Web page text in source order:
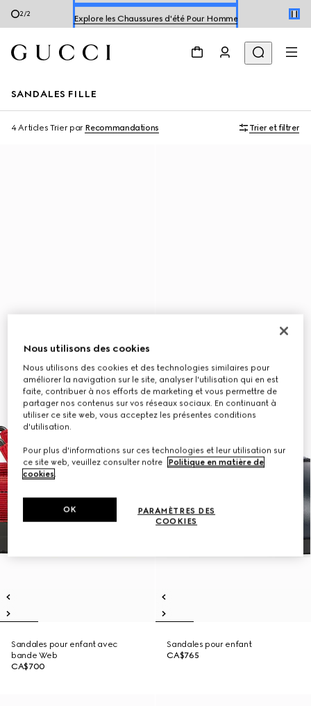
2/2 Explore les Chaussures d'été Pour Homme
SANDALES FILLE
4 Articles Trier par Recommandations Trier et filtrer
Sandales pour enfant avec
bande Web
CA$700
Sandales pour enfant
CA$765
Nous utilisons des cookies
Nous utilisons des cookies et des technologies similaires pour
améliorer la navigation sur le site, analyser l'utilisation qui en est
faite, contribuer à nos efforts de marketing et vous permettre de
partager nos contenus sur vos réseaux sociaux. En continuant à
utiliser ce site web, vous acceptez les présentes conditions
d'utilisation.
Pour plus d'informations sur ces technologies et leur utilisation sur
ce site web, veuillez consulter notre
Politique en matière de
cookies.
PARAMÈTRES DES
COOKIES
OK